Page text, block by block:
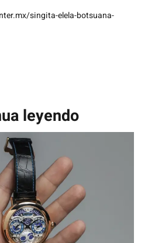
singita-elela-botsuana-
leyendo